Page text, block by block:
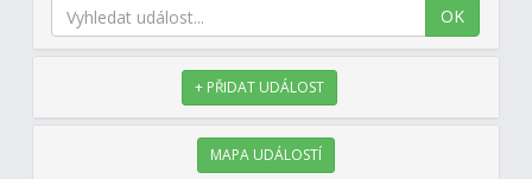
OK
+ PŘIDAT UDÁLOST
MAPA UDÁLOSTÍ